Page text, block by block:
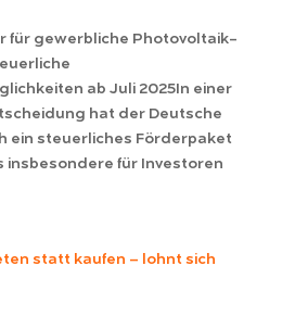
für gewerbliche Photovoltaik-
ab Juli 2025In einer
hat der Deutsche
ein steuerliches Förderpaket
insbesondere für Investoren